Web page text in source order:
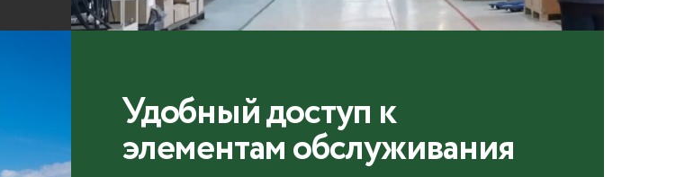
Удобный доступ к
элементам обслуживания